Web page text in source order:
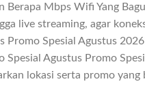
Berapa Mbps Wifi Yang
live streaming, agar
Promo Spesial Agustus
Spesial Agustus Promo
lokasi serta promo yang